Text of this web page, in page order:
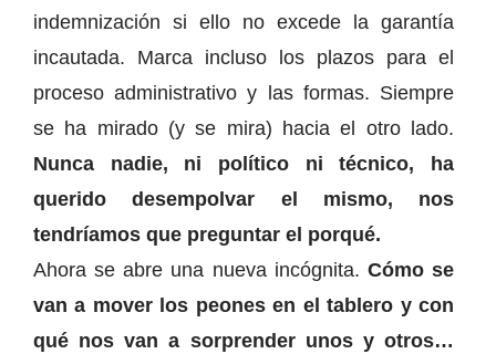
indemnización si ello no excede la garantía
incautada. Marca incluso los plazos para el
proceso administrativo y las formas. Siempre
se ha mirado (y se mira) hacia el otro lado.
Nunca nadie, ni político ni técnico, ha
querido desempolvar el mismo, nos
tendríamos que preguntar el porqué.
Ahora se abre una nueva incógnita. Cómo se
van a mover los peones en el tablero y con
qué nos van a sorprender unos y otros…